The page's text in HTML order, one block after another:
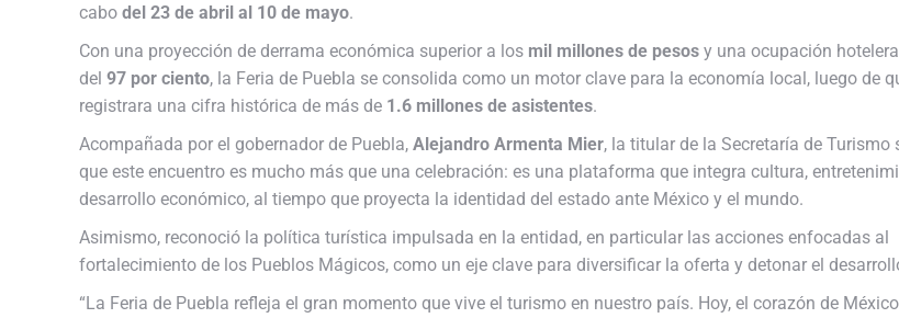
cabo del 23 de abril al 10 de mayo.
Con una proyección de derrama económica superior a los mil millones de pesos y una ocupación
del 97 por ciento, la Feria de Puebla se consolida como un motor clave para la economía local, luego de
registrara una cifra histórica de más de 1.6 millones de asistentes.
Acompañada por el gobernador de Puebla, Alejandro Armenta Mier, la titular de la Secretaría de Turismo
que este encuentro es mucho más que una celebración: es una plataforma que integra cultura,
desarrollo económico, al tiempo que proyecta la identidad del estado ante México y el mundo.
Asimismo, reconoció la política turística impulsada en la entidad, en particular las acciones enfocadas al
fortalecimiento de los Pueblos Mágicos, como un eje clave para diversificar la oferta y detonar el
“La Feria de Puebla refleja el gran momento que vive el turismo en nuestro país. Hoy, el corazón de